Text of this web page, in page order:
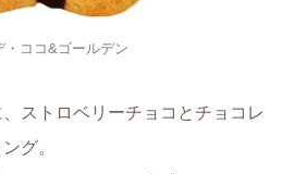
・ココ&ゴールデン
ストロベリーチョコとチョコレ
グ。